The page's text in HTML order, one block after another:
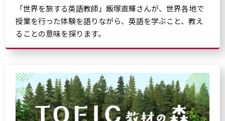
「世界を旅する英語教師」飯塚直輝さんが、世界各地で
授業を行った体験を語りながら、英語を学ぶこと、教え
ることの意味を探ります。